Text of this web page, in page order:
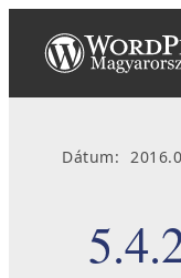
tartalomhoz
Dátum: